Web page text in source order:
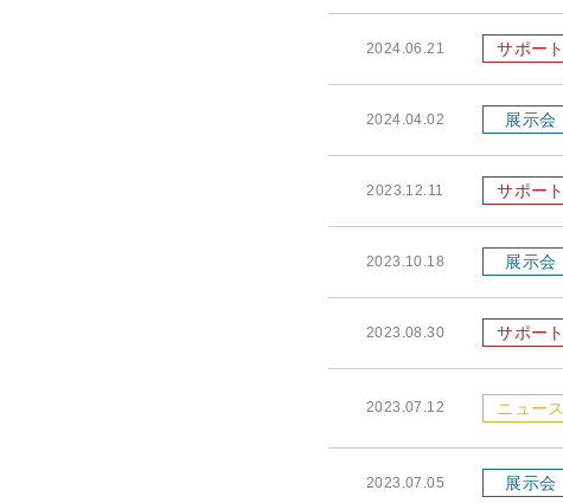
2024.06.21 サポート
2024.04.02 展示会
2023.12.11 サポート
2023.10.18 展示会
2023.08.30 サポート
2023.07.12 ニュース
2023.07.05 展示会